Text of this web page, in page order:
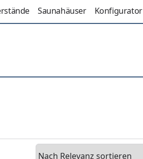
Saunahäuser Konfigurator
Sortieren